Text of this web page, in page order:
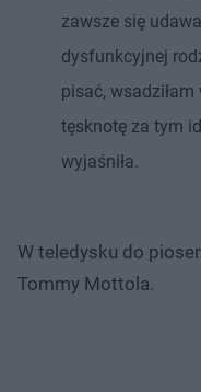
zawsze się
dysfunkcyjnej
pisać,
tęsknotę za tym
wyjaśniła.
W teledysku do
Tommy Mottola.